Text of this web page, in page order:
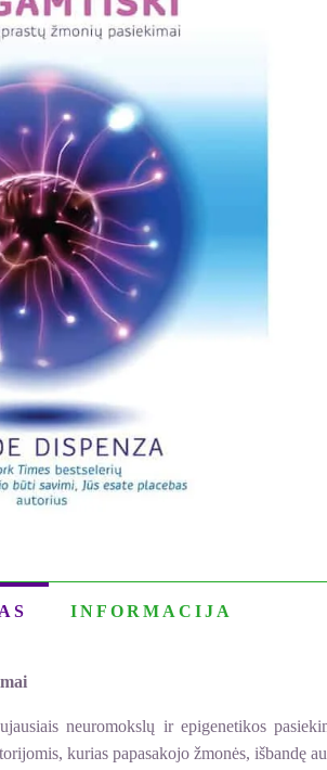
INFORMACIJA
neuromokslų ir epigenetikos
kurias papasakojo žmonės, išbandę